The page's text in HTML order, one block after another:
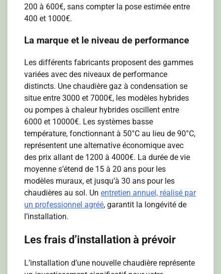
200 à 600€, sans compter la pose estimée entre
400 et 1000€.
La marque et le niveau de performance
Les différents fabricants proposent des gammes
variées avec des niveaux de performance
distincts. Une chaudière gaz à condensation se
situe entre 3000 et 7000€, les modèles hybrides
ou pompes à chaleur hybrides oscillent entre
6000 et 10000€. Les systèmes basse
température, fonctionnant à 50°C au lieu de 90°C,
représentent une alternative économique avec
des prix allant de 1200 à 4000€. La durée de vie
moyenne s’étend de 15 à 20 ans pour les
modèles muraux, et jusqu’à 30 ans pour les
chaudières au sol. Unentretien annuel, réalisé par
un professionnel agréé, garantit la longévité de
l’installation.
Les frais d’installation à prévoir
L’installation d’une nouvelle chaudière représente